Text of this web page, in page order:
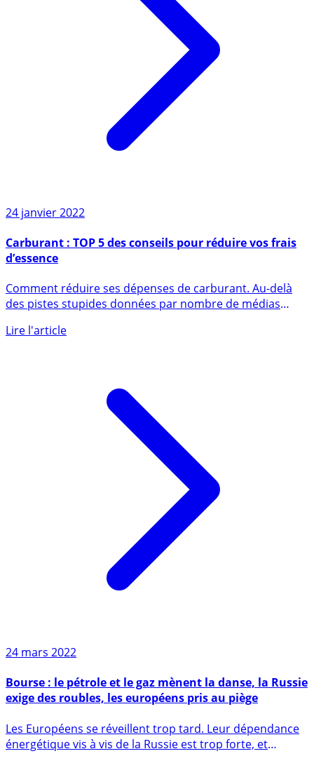
24 janvier 2022
d’essence
des pistes stupides données par nombre de médias
24 mars 2022
exige des roubles, les européens pris au piège